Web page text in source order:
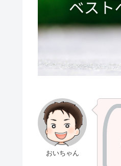
おいちゃん